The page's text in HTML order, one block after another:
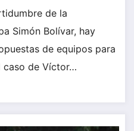
de la
Simón Bolívar, hay
de equipos para
caso de Víctor…